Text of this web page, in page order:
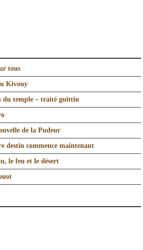
tous
Kivouy
du temple – traité guittin
de la Pudeur
destin commence maintenant
le feu et le désert